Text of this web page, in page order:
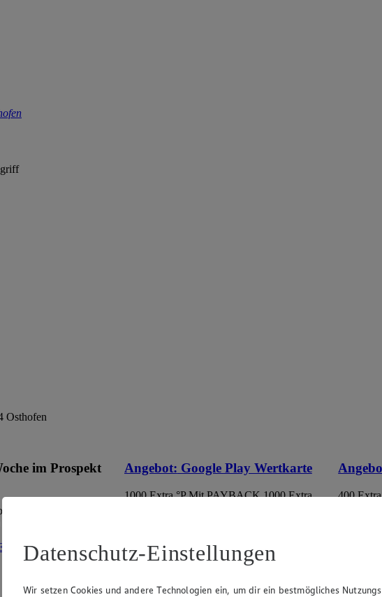
Osthofen
im Prospekt
der Woche deines
an.
im Browser
Ansehen
Angebot: Google Play Wertkarte
1000 Extra °P Mit PAYBACK 1000 Extra
• Nur in teilnehmenden Märkten erhältlich
400 Extra
• Nur in
Datenschutz-Einstellungen
Wir setzen Cookies und andere Technologien ein, um dir ein bestmögliches